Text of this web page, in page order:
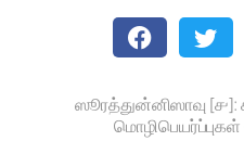
Mufti Omar Sheriff Qasimi,
ஸூரத்துன்னிஸாவு